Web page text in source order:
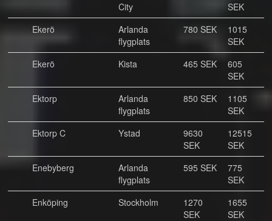
City
SEK
Ekerö
Arlanda
flygplats
780 SEK
1015
SEK
Ekerö
Kista 465 SEK
605
SEK
Ektorp
Arlanda
flygplats
850 SEK
1105
SEK
Ektorp C
Ystad
9630
SEK
12515
SEK
Enebyberg
Arlanda
flygplats
595 SEK
775
SEK
Enköping
Stockholm
1270
SEK
1655
SEK